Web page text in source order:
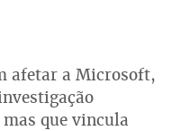
afetar a Microsoft,
que vincula